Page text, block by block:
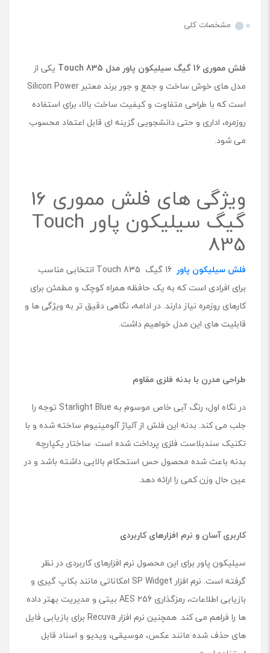
ی
ک
و
ن
پ
د
ل
o
u
8
3
5
مشخصات کلی
فلش مموری 16 گیگ سیلیکون پاور مدل Touch 835 یکی از
مدل های خوش ساخت و جمع و جور برند معتبر Silicon Power
است که با طراحی متفاوت و کیفیت ساخت بالا، برای استفاده
روزمره، اداری و حتی دانشجویی گزینه ای قابل اعتماد محسوب
می شود.
ویژگی های فلش مموری 16
گیگ سیلیکون پاور Touch
835
فلش سیلیکون پاور
16 گیگ Touch 835 انتخابی مناسب
برای افرادی است که به یک حافظه همراه کوچک و مطمئن برای
کارهای روزمره نیاز دارند. در ادامه، نگاهی دقیق تر به ویژگی ها و
قابلیت های این مدل خواهیم داشت.
طراحی مدرن با بدنه فلزی مقاوم
در نگاه اول، رنگ آبی خاص موسوم به Starlight Blue توجه را
جلب می کند. بدنه این فلش از آلیاژ آلومینیوم ساخته شده و با
تکنیک سندبلاست فلزی پرداخت شده است. ساختار یکپارچه
بدنه باعث شده محصول حس استحکام بالایی داشته باشد و در
عین حال وزن کمی را ارائه دهد.
کاربری آسان و نرم افزارهای کاربردی
سیلیکون پاور برای این محصول نرم افزارهای کاربردی در نظر
گرفته است. نرم افزار SP Widget امکاناتی مانند بکاپ گیری و
بازیابی اطلاعات، رمزگذاری AES 256 بیتی و مدیریت بهتر داده
ها را فراهم می کند. همچنین نرم افزار Recuva برای بازیابی فایل
های حذف شده مانند عکس، موسیقی، ویدیو و اسناد قابل